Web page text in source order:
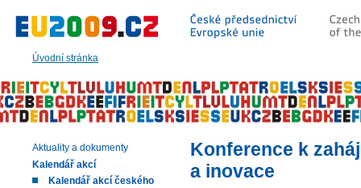
Úvodní stránka
hlavní
|
navigaci
|
vyhledávání
Konference k
a inovace
Aktuality a dokumenty
Kalendář akcí
Kalendář akcí českého